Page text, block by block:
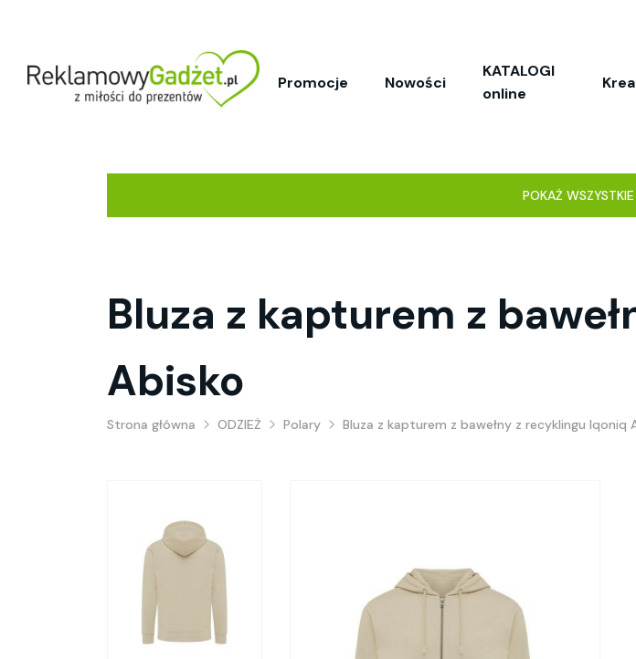
Promocje Nowości
KATALOGI
online
POKAŻ
Bluza z kapturem z
Abisko
Strona główna ODZIEŻ Polary Bluza z kapturem z bawełny z recyklingu Iqoniq